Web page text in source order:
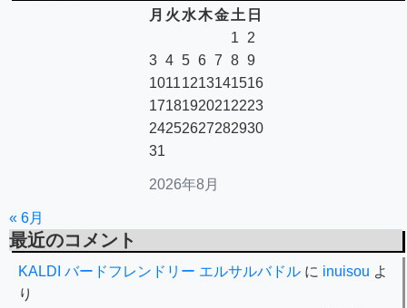
2026年8月
月 火 水木金 土 日
1
2
3 4 5 6 7 8 9
10111213141516
17181920212223
24252627282930
31
« 6月
最近のコメント
KALDI バードフレンドリー エルサルバドル に inuisou よ
り